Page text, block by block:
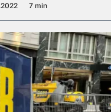
7 min